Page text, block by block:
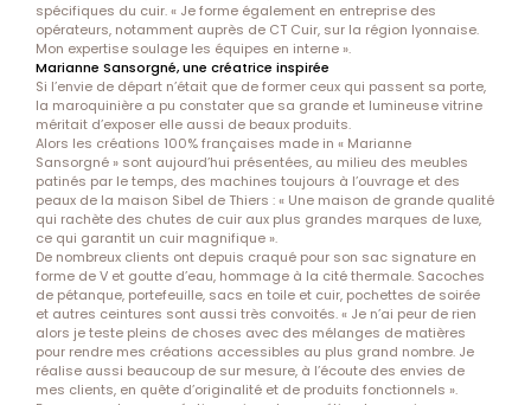
spécifiques du cuir. « Je forme également en entreprise des
opérateurs, notamment auprès de CT Cuir, sur la région lyonnaise.
Mon expertise soulage les équipes en interne ».
Marianne Sansorgné, une créatrice inspirée
Si l’envie de départ n’était que de former ceux qui passent sa porte,
la maroquinière a pu constater que sa grande et lumineuse vitrine
méritait d’exposer elle aussi de beaux produits.
Alors les créations 100% françaises made in « Marianne
Sansorgné » sont aujourd’hui présentées, au milieu des meubles
patinés par le temps, des machines toujours à l’ouvrage et des
peaux de la maison Sibel de Thiers : « Une maison de grande qualité
qui rachète des chutes de cuir aux plus grandes marques de luxe,
ce qui garantit un cuir magnifique ».
De nombreux clients ont depuis craqué pour son sac signature en
forme de V et goutte d’eau, hommage à la cité thermale. Sacoches
de pétanque, portefeuille, sacs en toile et cuir, pochettes de soirée
et autres ceintures sont aussi très convoités. « Je n’ai peur de rien
alors je teste pleins de choses avec des mélanges de matières
pour rendre mes créations accessibles au plus grand nombre. Je
réalise aussi beaucoup de sur mesure, à l’écoute des envies de
mes clients, en quête d’originalité et de produits fonctionnels ».